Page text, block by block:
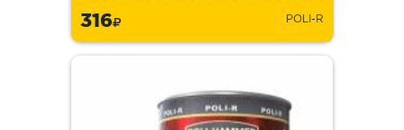
316 POLI-R